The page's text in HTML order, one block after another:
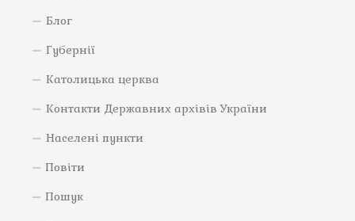
Блог
Губернії
Католицька церква
Контакти Державних архівів України
Населені пункти
Повіти
Пошук